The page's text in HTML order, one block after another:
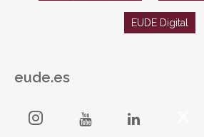
EUDE Digital
eude.es